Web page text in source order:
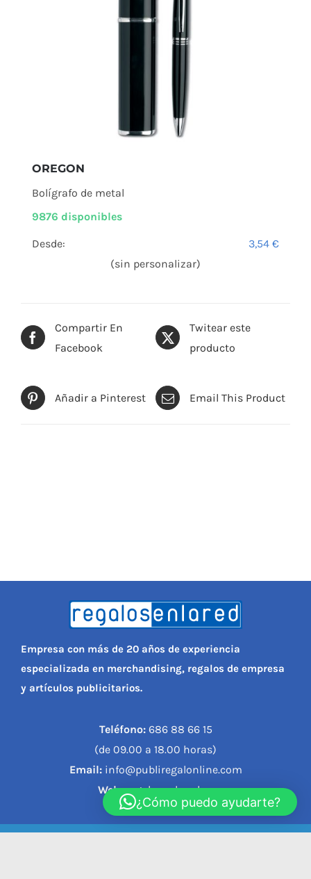
Compartir En
Facebook
Twitear este
producto
Añadir a Pinterest Email This Product
OREGON
Bolígrafo de metal
9876 disponibles
Desde: 3,54€
(sin personalizar)
Empresa con más de 20 años de experiencia
especializada en merchandising, regalos de empresa
y artículos publicitarios.
Teléfono:686 88 66 15
(de 09.00 a 18.00 horas)
Email:info@publiregalonline.com
Web:regalosenlared.es
¿Cómo puedo ayudarte?